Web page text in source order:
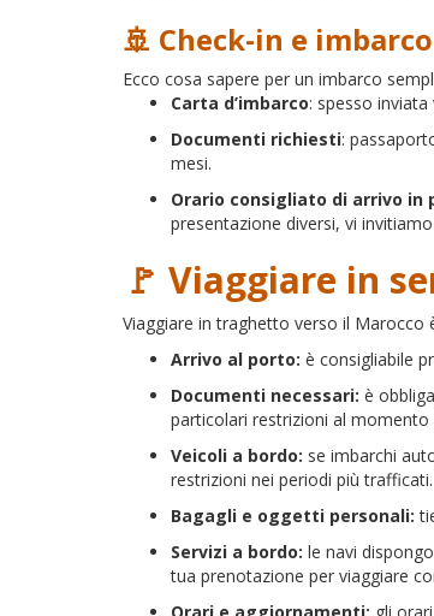
🚢 Check-in e imbarco
Ecco cosa sapere per un imbarco
Carta d’imbarco: spesso
Documenti richiesti:
mesi.
Orario consigliato di arrivo in
presentazione diversi, vi
🚩 Viaggiare in
Viaggiare in traghetto verso il Marocco
Arrivo al porto: è consigliabile
Documenti necessari: è
particolari restrizioni al momento
Veicoli a bordo: se imbarchi
restrizioni nei periodi più trafficati.
Bagagli e oggetti personali:
Servizi a bordo: le navi
tua prenotazione per viaggiare